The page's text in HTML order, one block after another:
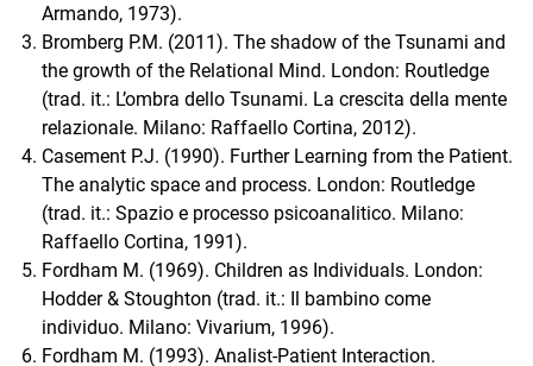
Armando, 1973).
Bromberg P.M. (2011). The shadow of the Tsunami and
the growth of the Relational Mind. London: Routledge
(trad. it.: L’ombra dello Tsunami. La crescita della mente
relazionale. Milano: Raffaello Cortina, 2012).
Casement P.J. (1990). Further Learning from the Patient.
The analytic space and process. London: Routledge
(trad. it.: Spazio e processo psicoanalitico. Milano:
Raffaello Cortina, 1991).
Fordham M. (1969). Children as Individuals. London:
Hodder & Stoughton (trad. it.: Il bambino come
individuo. Milano: Vivarium, 1996).
Fordham M. (1993). Analist-Patient Interaction.